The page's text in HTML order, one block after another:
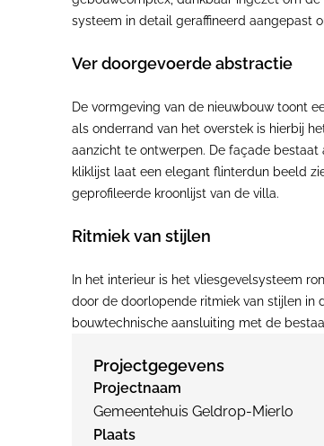
systeem in detail geraffineerd aangepast
Ver doorgevoerde abstractie
De vormgeving van de nieuwbouw toont
als onderrand van het overstek is hierbij
aanzicht te ontwerpen. De façade
kliklijst laat een elegant flinterdun beeld
geprofileerde kroonlijst van de villa.
Ritmiek van stijlen
In het interieur is het vliesgevelsysteem
door de doorlopende ritmiek van stijlen in
bouwtechnische aansluiting met de
Projectgegevens
Projectnaam
Gemeentehuis Geldrop-Mierlo
Plaats